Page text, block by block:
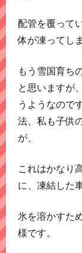
配管を覆って
体が凍ってし
もう雪国育ち
と思いますが
うようなので
法、私も子供
が、
これはかなり
に、凍結した
氷を溶かすた
様です。